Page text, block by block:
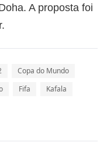
A proposta foi
Copa do Mundo
Fifa
Kafala